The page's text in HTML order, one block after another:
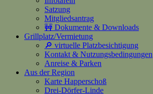
Satzung
Mitgliedsantrag
🚧 Dokumente & Downloads
Grillplatz/Vermietung
🔎 virtuelle Platzbesichtigung
Kontakt & Nutzungsbedingungen
Anreise & Parken
Aus der Region
Karte Happerschoß
Drei-Dörfer-Linde